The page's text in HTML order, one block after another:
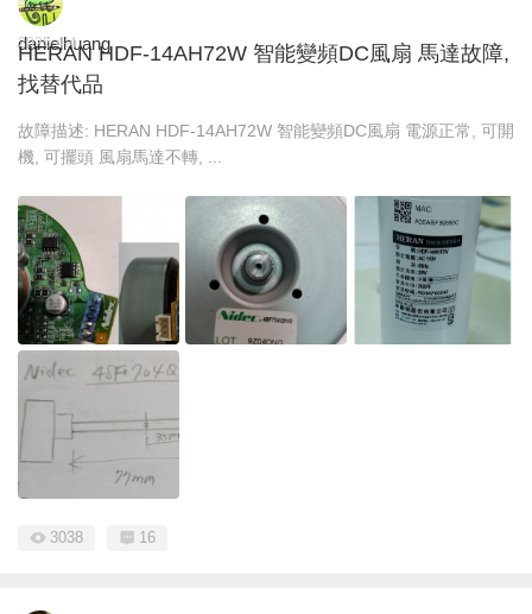
danielhuang
2025-4-4
HERAN HDF-14AH72W 智能變頻DC風扇 馬達故障,
找替代品
故障描述: HERAN HDF-14AH72W 智能變頻DC風扇 電源正常, 可開
機, 可擺頭 風扇馬達不轉, ...
3038 16